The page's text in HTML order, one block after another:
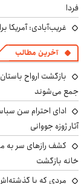
فردا
غریب‌آبادی: آمریکا
آخرین مطالب
بازگشت ارواح
جمع می‌شوند
ادای احترام سن
آثار ژوزه جووانی
کشف رازهای سر به
خانه بازگشت
مردی که با